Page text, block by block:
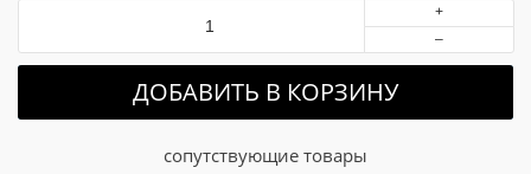
+
–
ДОБАВИТЬ В КОРЗИНУ
сопутствующие товары